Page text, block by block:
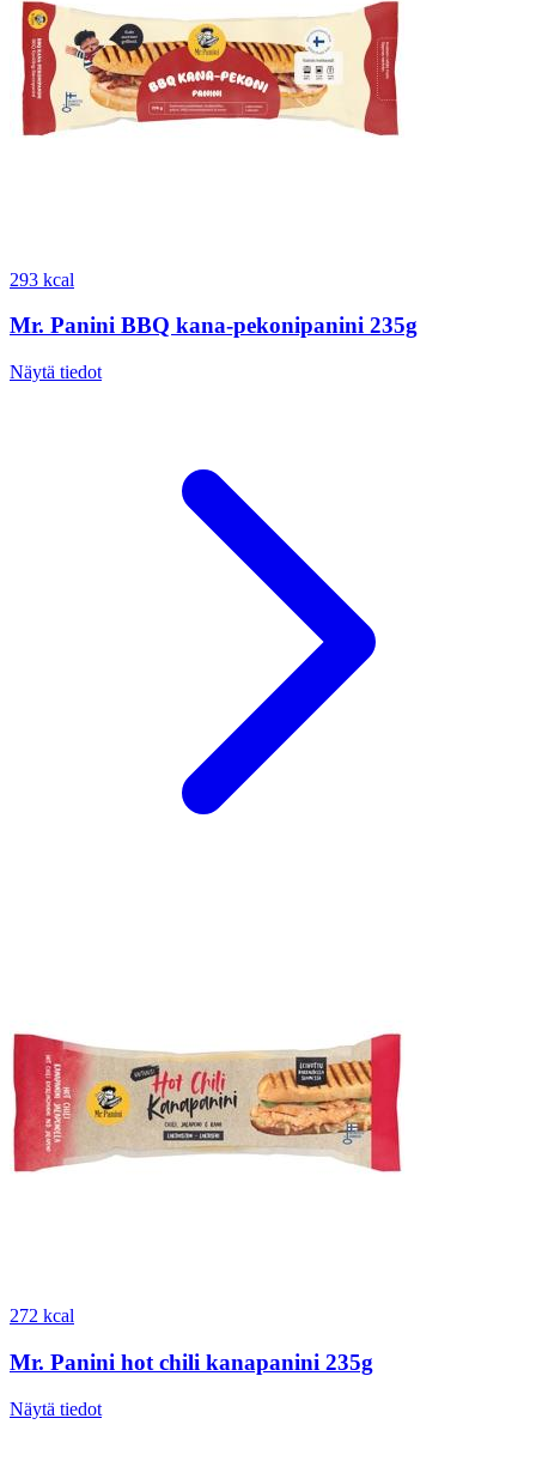
293 kcal
Mr. Panini BBQ kana-pekonipanini 235g
Näytä tiedot
272 kcal
Mr. Panini hot chili kanapanini 235g
Näytä tiedot